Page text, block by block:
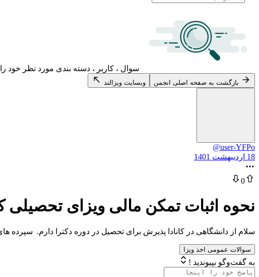
سوال ، کاربر ، دسته بندی مورد نظر خود
بازگشت به صفحه اصلی انجمن وبسایت ویزالند
@user-YFPo
18 اردیبهشت 1401
0
نحوه اثبات تمکن مالی ویزای
سلام از دانشگاهی در کانادا پذیرش برای تحصیل در دوره دکترا دارم. سپرده
سوالات عمومی اخذ ویزا
به گفت‌وگو بپیوندید !